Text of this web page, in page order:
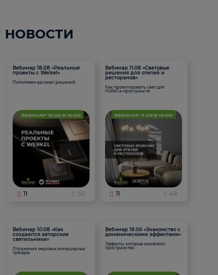
НОВОСТИ
Вебинар 18.08 «Реальные
проекты с Werkel»
Пополняем арсенал решений
11 50
Вебинар 11.08 «Световые
решения для отелей и
ресторанов»
Как проектировать свет для
HoReCa-пространств
11 48
Вебинар 10.08 «Как
создаются авторские
светильники»
Отражение мировых интерьерных
трендов
Вебинар 18.06 «Знакомство с
динамическими эффектами»
Эффекты, которые оживляют
пространство